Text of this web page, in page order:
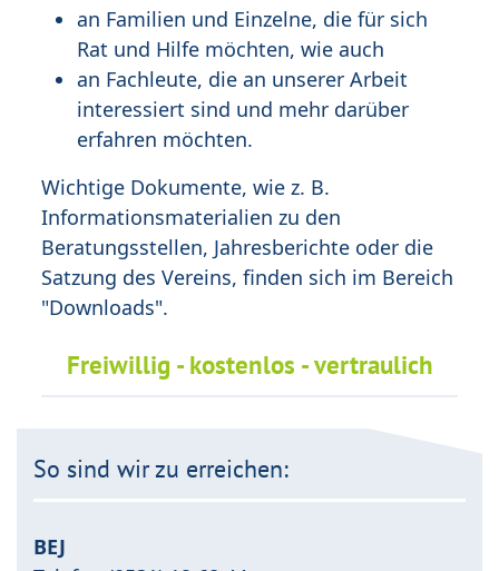
an Familien und Einzelne, die für sich
Rat und Hilfe möchten, wie auch
an Fachleute, die an unserer Arbeit
interessiert sind und mehr darüber
erfahren möchten.
Wichtige Dokumente, wie z. B.
Informationsmaterialien zu den
Beratungsstellen, Jahresberichte oder die
Satzung des Vereins, finden sich im Bereich
"Downloads".
Freiwillig - kostenlos - vertraulich
So sind wir zu erreichen:
BEJ